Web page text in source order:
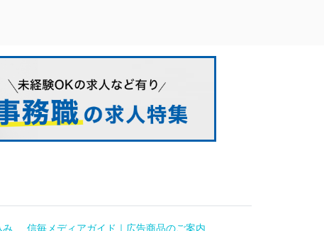
み 信毎メディアガイド｜広告商品のご案内